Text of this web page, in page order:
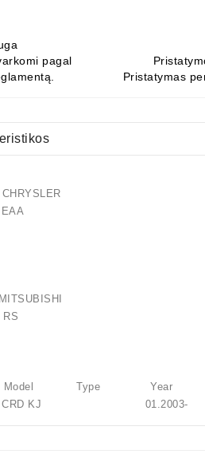
pagal
Pristatymas
EAA
RS
Type Year
CRD KJ 01.2003-